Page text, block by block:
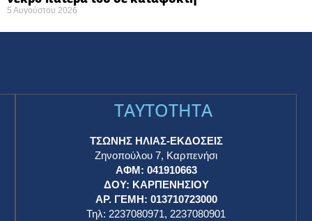
5 Αυγούστου 2026
TAYTOTHTA
ΤΣΩΝΗΣ ΗΛΙΑΣ-ΕΚΔΟΣΕΙΣ
Ζηνοπούλου 7, Καρπενήσι
ΑΦΜ: 041910663
ΔΟΥ: ΚΑΡΠΕΝΗΣΙΟΥ
ΑΡ. ΓΕΜΗ: 013710723000
Τηλ: 2237080971, 2237080901